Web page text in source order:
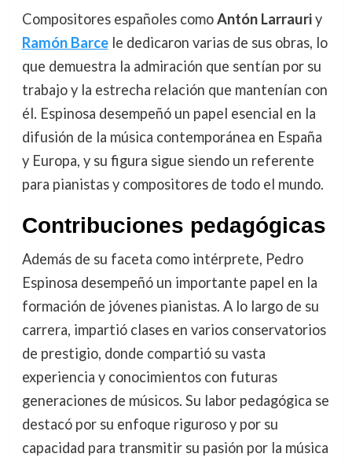
Compositores españoles comoAntón Larrauriy
Ramón Barcele dedicaron varias de sus obras, lo
que demuestra la admiración que sentían por su
trabajo y la estrecha relación que mantenían con
él. Espinosa desempeñó un papel esencial en la
difusión de la música contemporánea en España
y Europa, y su figura sigue siendo un referente
para pianistas y compositores de todo el mundo.
Contribuciones pedagógicas
Además de su faceta como intérprete, Pedro
Espinosa desempeñó un importante papel en la
formación de jóvenes pianistas. A lo largo de su
carrera, impartió clases en varios conservatorios
de prestigio, donde compartió su vasta
experiencia y conocimientos con futuras
generaciones de músicos. Su labor pedagógica se
destacó por su enfoque riguroso y por su
capacidad para transmitir su pasión por la música